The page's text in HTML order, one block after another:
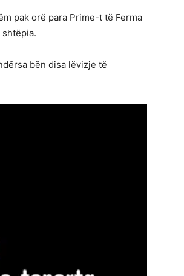
pak orë para Prime-t të Ferma
bën disa lëvizje të